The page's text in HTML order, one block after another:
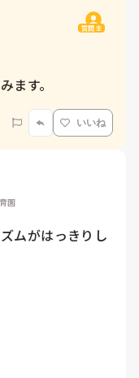
質問主
ます。
いいね
園
ムがはっきりし